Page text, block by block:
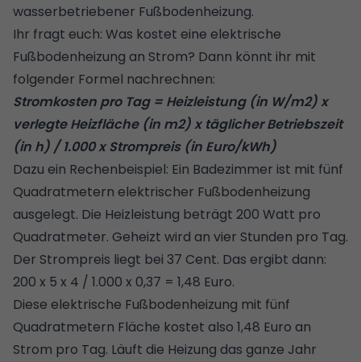
wasserbetriebener Fußbodenheizung.
Ihr fragt euch: Was kostet eine elektrische
Fußbodenheizung an Strom? Dann könnt ihr mit
folgender Formel nachrechnen:
Stromkosten pro Tag = Heizleistung (in W/m2) x
verlegte Heizfläche (in m2) x täglicher Betriebszeit
(in h) / 1.000 x Strompreis (in Euro/kWh)
Dazu ein Rechenbeispiel: Ein Badezimmer ist mit fünf
Quadratmetern elektrischer Fußbodenheizung
ausgelegt. Die Heizleistung beträgt 200 Watt pro
Quadratmeter. Geheizt wird an vier Stunden pro Tag.
Der Strompreis liegt bei 37 Cent. Das ergibt dann:
200 x 5 x 4 / 1.000 x 0,37 = 1,48 Euro.
Diese elektrische Fußbodenheizung mit fünf
Quadratmetern Fläche kostet also 1,48 Euro an
Strom pro Tag. Läuft die Heizung das ganze Jahr